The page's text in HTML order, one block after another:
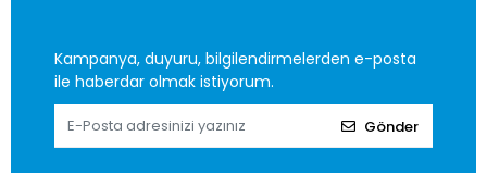
Kampanya, duyuru, bilgilendirmelerden e-posta
ile haberdar olmak istiyorum.
Gönder